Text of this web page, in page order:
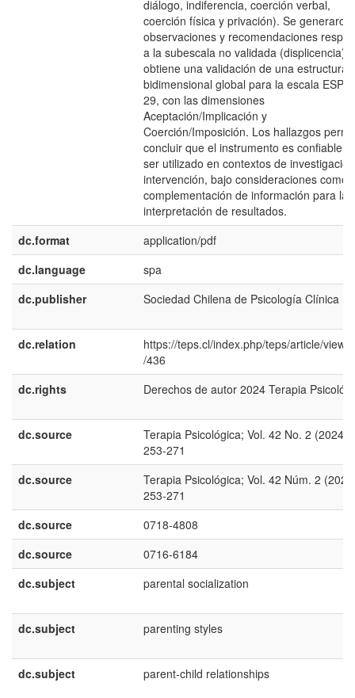
diálogo, indiferencia, coerción verbal,
coerción física y privación). Se generaron
observaciones y recomendaciones
a la subescala no validada (displicencia).
obtiene una validación de una estructura
bidimensional global para la escala ESPA-
29, con las dimensiones
Aceptación/Implicación y
Coerción/Imposición. Los hallazgos
concluir que el instrumento es confiable
ser utilizado en contextos de
intervención, bajo consideraciones como
complementación de información para la
interpretación de resultados.
dc.format
application/pdf
dc.language
spa
dc.publisher
Sociedad Chilena de Psicología Clínica
dc.relation
https://teps.cl/index.php/teps/article/view/
/436
dc.rights
Derechos de autor 2024 Terapia
dc.source
Terapia Psicológica; Vol. 42 No. 2 (2024);
253-271
dc.source
Terapia Psicológica; Vol. 42 Núm. 2
253-271
dc.source
0718-4808
dc.source
0716-6184
dc.subject
parental socialization
dc.subject parenting styles
dc.subject parent-child relationships